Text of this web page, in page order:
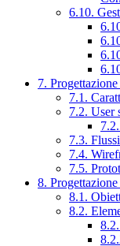
6.10.
7.
7.1.
7.2. User
7.3.
7.4.
7.5.
8.
8.1.
8.2.